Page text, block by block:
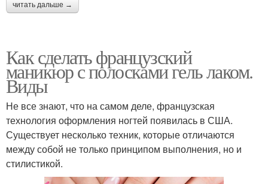
читать дальше →
Как сделать французский
маникюр с полосками гель лаком.
Виды
Не все знают, что на самом деле, французская
технология оформления ногтей появилась в США.
Существует несколько техник, которые отличаются
между собой не только принципом выполнения, но и
стилистикой.